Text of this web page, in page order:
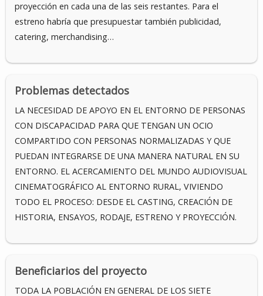
proyección en cada una de las seis restantes. Para el
estreno habría que presupuestar también publicidad,
catering, merchandising…
Problemas detectados
LA NECESIDAD DE APOYO EN EL ENTORNO DE PERSONAS
CON DISCAPACIDAD PARA QUE TENGAN UN OCIO
COMPARTIDO CON PERSONAS NORMALIZADAS Y QUE
PUEDAN INTEGRARSE DE UNA MANERA NATURAL EN SU
ENTORNO. EL ACERCAMIENTO DEL MUNDO AUDIOVISUAL
CINEMATOGRÁFICO AL ENTORNO RURAL, VIVIENDO
TODO EL PROCESO: DESDE EL CASTING, CREACIÓN DE
HISTORIA, ENSAYOS, RODAJE, ESTRENO Y PROYECCIÓN.
Beneficiarios del proyecto
TODA LA POBLACIÓN EN GENERAL DE LOS SIETE